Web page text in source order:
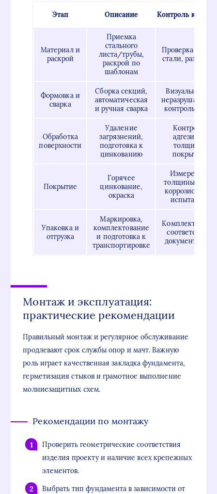
Этап Описание Контроль
Материал и
раскрой
Приемка
стального
листа/трубы,
раскрой по
шаблонам
Проверка марки
стали, размеров
Формовка и
сварка
Сборка секций,
автоматическая
и ручная сварка
Визуальный и
неразрушающий
контроль швов
Обработка
поверхности
Удаление
загрязнений,
подготовка к
цинкованию
Контроль
адгезии и
толщины
покрытий
Покрытие
Горячее
цинкование,
окраска
Измерение
толщины слоя,
коррозионные
испытания
Упаковка и
отгрузка
Маркировка,
комплектование
и подготовка к
транспортировке
Комплектность,
соответствие
документации
Монтаж и эксплуатация:
практические рекомендации
Правильный монтаж и регулярное обслуживание
продлевают срок службы опор и мачт. Важную
роль играет качественная закладка фундамента,
герметизация стыков и грамотное выполнение
молниезащитных схем.
Рекомендации по монтажу
Проверить геометрические соответствия
изделия проекту и наличие всех крепежных
элементов.
Выбрать тип фундамента в зависимости от